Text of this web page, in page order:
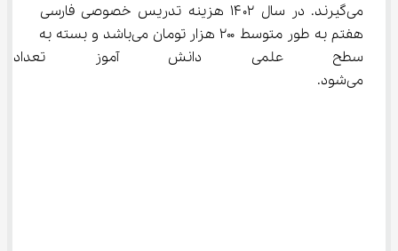
می‌گیرند. در سال ۱۴۰۲ هزینه تدریس خصوصی فارسی
هفتم به طور متوسط ۲۰۰ هزار تومان می‌باشد و بسته به
سطح علمی دانش آموز
می‌شود.